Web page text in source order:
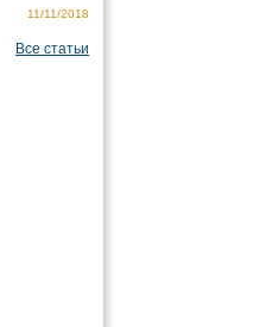
11/11/2018
Все статьи